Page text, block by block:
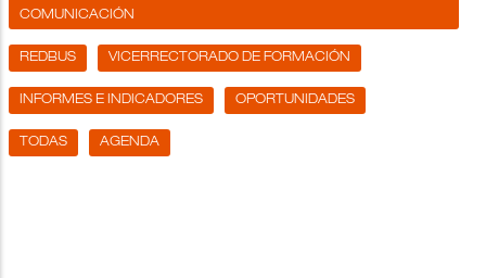
COMUNICACIÓN
REDBUS VICERRECTORADO DE FORMACIÓN
INFORMES E INDICADORES OPORTUNIDADES
TODAS AGENDA